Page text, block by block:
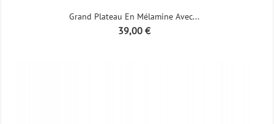
Grand Plateau En Mélamine Avec...
Prix
39,00 €